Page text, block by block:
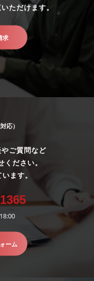
ただけます。
求
応）
ご質問など
ださい。
ます。
ーム